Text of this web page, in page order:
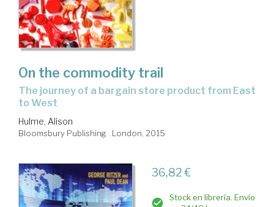
On the commodity trail
the journey of a bargain store product from East
to West
Hulme, Alison
Bloomsbury Publishing . London, 2015
36,82 €
Stock en librería. Envío